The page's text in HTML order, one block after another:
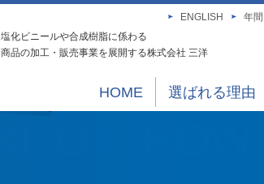
ENGLISH 年
塩化ビニールや合成樹脂に係わる
商品の加工・販売事業を展開する株式会社 三洋
HOME 選ばれる理由